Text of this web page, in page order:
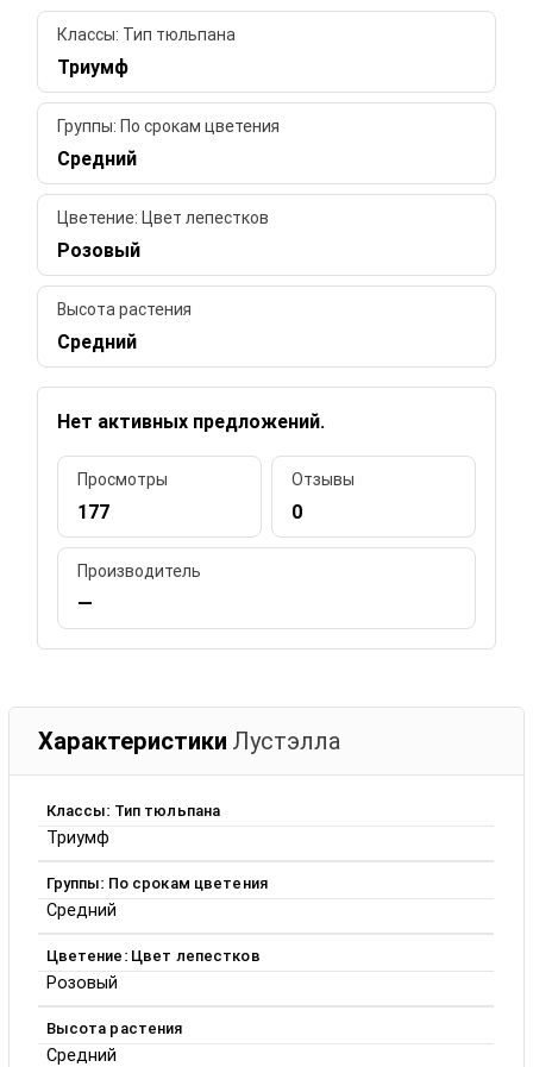
Классы: Тип тюльпана
Триумф
Группы: По срокам цветения
Средний
Цветение: Цвет лепестков
Розовый
Высота растения
Средний
Нет активных предложений.
Просмотры
177
Отзывы
0
Производитель
—
Характеристики Лустэлла
Классы: Тип тюльпана
Триумф
Группы: По срокам цветения
Средний
Цветение: Цвет лепестков
Розовый
Высота растения
Средний